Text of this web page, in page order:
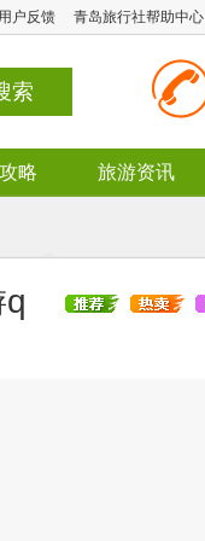
户反馈 青岛旅行社帮助中心
略 旅游资讯
q